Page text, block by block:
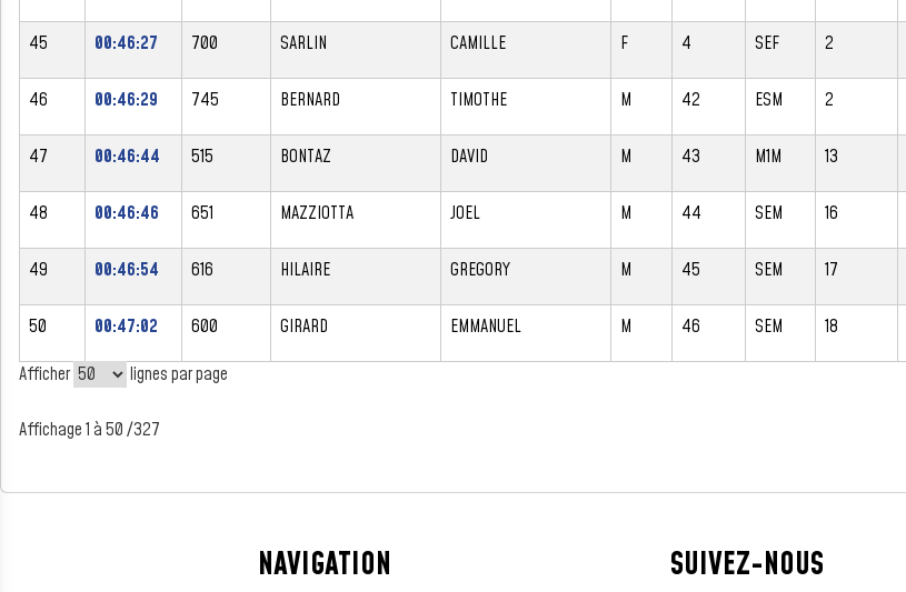
45 00:46:27 700 SARLIN CAMILLE F 4 SEF 2
46 00:46:29 745 BERNARD TIMOTHE M 42 ESM 2
47 00:46:44 515 BONTAZ DAVID M 43 M1M 13
48 00:46:46 651 MAZZIOTTA JOEL M 44 SEM 16
49 00:46:54 616 HILAIRE GREGORY M 45 SEM 17
50 00:47:02 600 GIRARD EMMANUEL M 46 SEM 18
Afficher
lignes par page
Affichage 1 à 50 /327
NAVIGATION SUIVEZ-NOUS